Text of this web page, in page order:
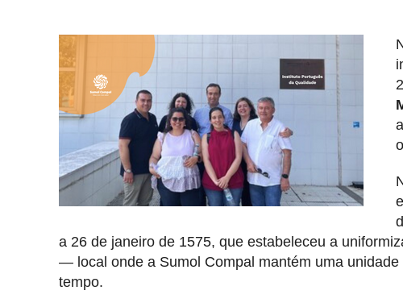
a 26 de janeiro de 1575, que estabeleceu a
— local onde a Sumol Compal mantém uma
tempo.